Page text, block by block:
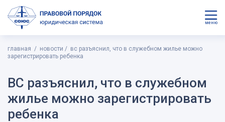
меню
главная новости
вс разъяснил, что в служебном жилье можно
зарегистрировать ребенка
ВС разъяснил, что в служебном
жилье можно зарегистрировать
ребенка